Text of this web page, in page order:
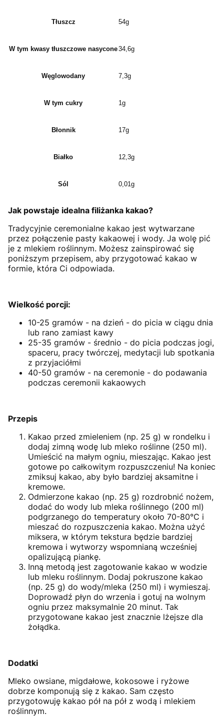
Tłuszcz 54g
W tym kwasy tłuszczowe nasycone34,6g
Węglowodany 7,3g
W tym cukry 1g
Błonnik 17g
Białko 12,3g
Sól 0,01g
Jak powstaje idealna filiżanka kakao?
Tradycyjnie ceremonialne kakao jest wytwarzane
przez połączenie pasty kakaowej i wody. Ja wolę pić
je z mlekiem roślinnym. Możesz zainspirować się
poniższym przepisem, aby przygotować kakao w
formie, która Ci odpowiada.
Wielkość porcji:
10-25 gramów - na dzień - do picia w ciągu dnia
lub rano zamiast kawy
25-35 gramów - średnio - do picia podczas jogi,
spaceru, pracy twórczej, medytacji lub spotkania
z przyjaciółmi
40-50 gramów - na ceremonie - do podawania
podczas ceremonii kakaowych
Przepis
Kakao przed zmieleniem (np. 25 g) w rondelku i
dodaj zimną wodę lub mleko roślinne (250 ml).
Umieścić na małym ogniu, mieszając. Kakao jest
gotowe po całkowitym rozpuszczeniu! Na koniec
zmiksuj kakao, aby było bardziej aksamitne i
kremowe.
Odmierzone kakao (np. 25 g) rozdrobnić nożem,
dodać do wody lub mleka roślinnego (200 ml)
podgrzanego do temperatury około 70-80°C i
mieszać do rozpuszczenia kakao. Można użyć
miksera, w którym tekstura będzie bardziej
kremowa i wytworzy wspomnianą wcześniej
opalizującą piankę.
Inną metodą jest zagotowanie kakao w wodzie
lub mleku roślinnym. Dodaj pokruszone kakao
(np. 25 g) do wody/mleka (250 ml) i wymieszaj.
Doprowadź płyn do wrzenia i gotuj na wolnym
ogniu przez maksymalnie 20 minut. Tak
przygotowane kakao jest znacznie lżejsze dla
żołądka.
Dodatki
Mleko owsiane, migdałowe, kokosowe i ryżowe
dobrze komponują się z kakao. Sam często
przygotowuję kakao pół na pół z wodą i mlekiem
roślinnym.